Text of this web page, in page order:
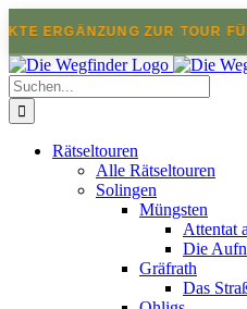
ERGÄNZUNG ZUR TOUR
Zum
Inhalt
springen
Suche
nach:
Rätseltouren
Alle Rätseltouren
Solingen
Müngsten
Attentat
Die
Gräfrath
Das